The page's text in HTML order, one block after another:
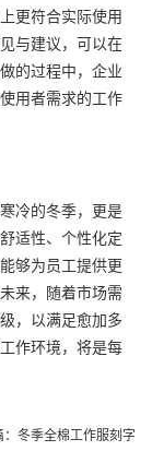
更符合实际使用
与建议，可以在
的过程中，企业
用者需求的工作
冷的冬季，更是
适性、个性化定
够为员工提供更
来，随着市场需
，以满足愈加多
作环境，将是每
冬季全棉工作服刻字